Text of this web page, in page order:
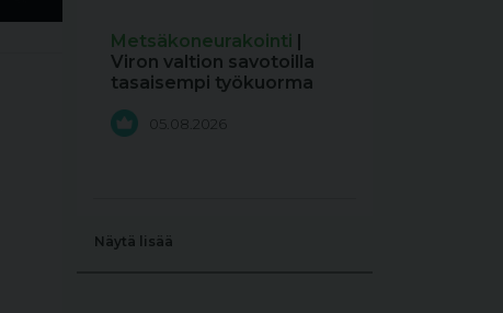
Metsäkoneurakointi |
Viron valtion savotoilla
tasaisempi työkuorma
05.08.2026
Näytä lisää